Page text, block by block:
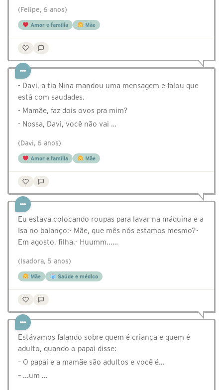
(Felipe, 6 anos)
Amor e família Mãe
- Davi, a tia Nina mandou uma mensagem e falou que
está com saudades.
- Mamãe, faz dois ovos pra mim?
- Nossa, Davi, você não vai …
(Davi, 6 anos)
Amor e família Mãe
Eu estava colocando roupas para lavar na máquina e a
Isa no balanço:- Mãe, que mês nós estamos mesmo?-
Em agosto, filha.- Huumm...…
(Isadora, 5 anos)
Mãe Saúde e médico
Estávamos falando sobre quem é criança e quem é
adulto, quando o papai disse:
– O papai e a mamãe são adultos e você é...
– ...um …